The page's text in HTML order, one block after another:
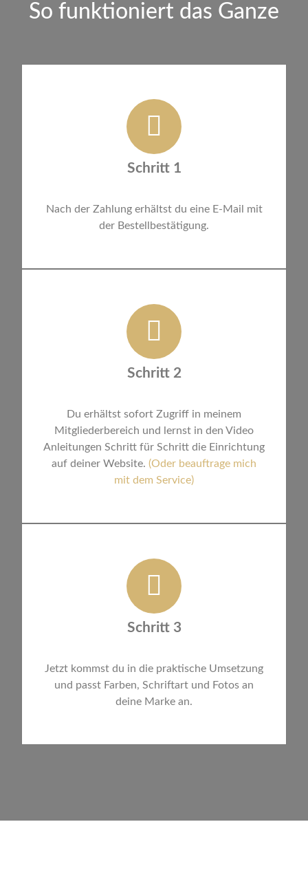
So funktioniert das Ganze
Schritt 1
Nach der Zahlung erhältst du eine E-Mail mit
der Bestellbestätigung.
Schritt 2
Du erhältst sofort Zugriff in meinem
Mitgliederbereich und lernst in den Video
Anleitungen Schritt für Schritt die Einrichtung
auf deiner Website. (Oder beauftrage mich
mit dem Service)
Schritt 3
Jetzt kommst du in die praktische Umsetzung
und passt Farben, Schriftart und Fotos an
deine Marke an.